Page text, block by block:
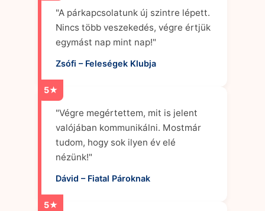
"A párkapcsolatunk új szintre lépett.
Nincs több veszekedés, végre értjük
egymást nap mint nap!"
Zsófi – Feleségek Klubja
5★
"Végre megértettem, mit is jelent
valójában kommunikálni. Mostmár
tudom, hogy sok ilyen év elé
nézünk!"
Dávid – Fiatal Pároknak
5★